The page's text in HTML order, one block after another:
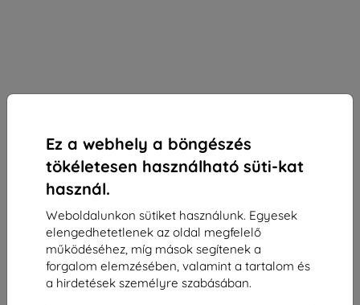
Ez a webhely a böngészés
tökéletesen használható süti-kat
használ.
Weboldalunkon sütiket használunk. Egyesek
elengedhetetlenek az oldal megfelelő
működéséhez, míg mások segítenek a
forgalom elemzésében, valamint a tartalom és
a hirdetések személyre szabásában.
3MK Folia ARC Huawei Watch Fit 2 teljes
képernyős fólia
Alkalmas: Xiaomi Redmi Note 11 Pro+
Leírás és specifikáció